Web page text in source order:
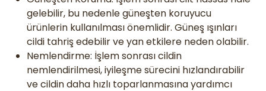
gelebilir, bu nedenle güneşten koruyucu
ürünlerin kullanılması önemlidir. Güneş ışınları
cildi tahriş edebilir ve yan etkilere neden olabilir.
Nemlendirme: İşlem sonrası cildin
nemlendirilmesi, iyileşme sürecini hızlandırabilir
ve cildin daha hızlı toparlanmasına yardımcı